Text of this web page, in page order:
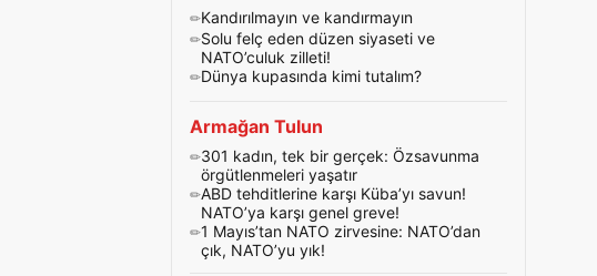
Kandırılmayın ve kandırmayın
Solu felç eden düzen siyaseti ve
NATO’culuk zilleti!
Dünya kupasında kimi tutalım?
Armağan Tulun
301 kadın, tek bir gerçek: Özsavunma
örgütlenmeleri yaşatır
ABD tehditlerine karşı Küba’yı savun!
NATO’ya karşı genel greve!
1 Mayıs’tan NATO zirvesine: NATO’dan
çık, NATO’yu yık!